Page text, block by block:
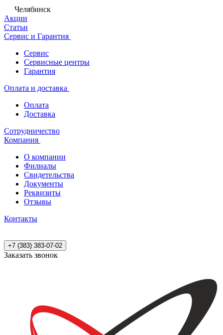
Челябинск
Акции
Статьи
Сервис и Гарантия
Сервис
Сервисные центры
Гарантия
Оплата и доставка
Оплата
Доставка
Сотрудничество
Компания
О компании
Филиалы
Свидетельства
Документы
Реквизиты
Отзывы
Контакты
+7 (383) 383-07-02
Заказать звонок